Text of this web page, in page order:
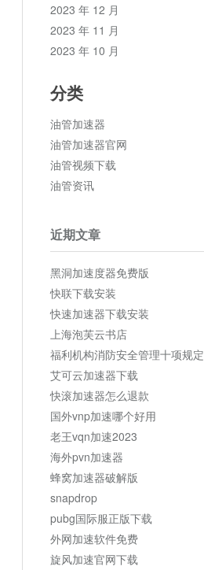
2023 年 12 月
2023 年 11 月
2023 年 10 月
分类
油管加速器
油管加速器官网
油管视频下载
油管资讯
近期文章
黑洞加速度器免费版
快联下载安装
快速加速器下载安装
上海泡芙云书店
福利机构消防安全管理十项规定
艾可云加速器下载
快滚加速器怎么退款
国外vnp加速哪个好用
老王vqn加速2023
海外pvn加速器
蜂窝加速器破解版
snapdrop
pubg国际服正版下载
外网加速软件免费
旋风加速官网下载